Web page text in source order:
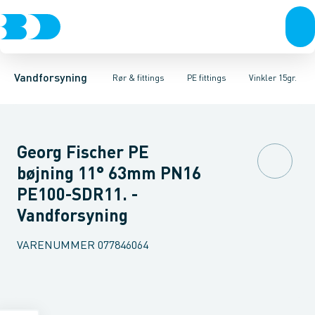
Vandforsyning Rør & fittings
Rør & fittingsKoblinger & anboringerMuffer, klemmer &
PE fittings
PE rørPE EL fittingsPE fittings Duktiljern fittingsVinkler 15gr.
Vinkler 90gr.Vinkler 60gr.Vinkler 45gr.Vinkler 30gr.Vinkler
Georg Fischer PE
bøjning 11° 63mm PN16
PE100-SDR11. -
Vandforsyning
VARENUMMER 077846064